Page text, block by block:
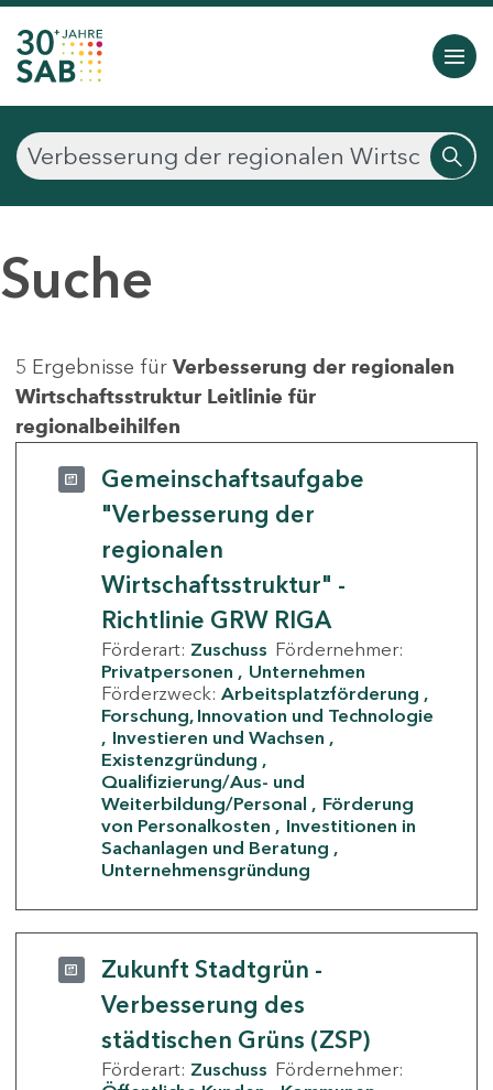
Suche
5 Ergebnisse für Verbesserung der regionalen
Wirtschaftsstruktur Leitlinie für
regionalbeihilfen
Gemeinschaftsaufgabe
"Verbesserung der
regionalen
Wirtschaftsstruktur" -
Richtlinie GRW RIGA
Förderart: Zuschuss Fördernehmer:
Privatpersonen
Unternehmen
Förderzweck: Arbeitsplatzförderung
Forschung, Innovation und Technologie
Investieren und Wachsen
Existenzgründung
Qualifizierung/Aus- und
Weiterbildung/Personal
Förderung
von Personalkosten
Investitionen in
Sachanlagen und Beratung
Unternehmensgründung
Zukunft Stadtgrün -
Verbesserung des
städtischen Grüns (ZSP)
Förderart: Zuschuss Fördernehmer: